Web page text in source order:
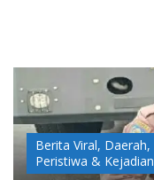
Berita Viral, Daerah,
Peristiwa & Kejadian